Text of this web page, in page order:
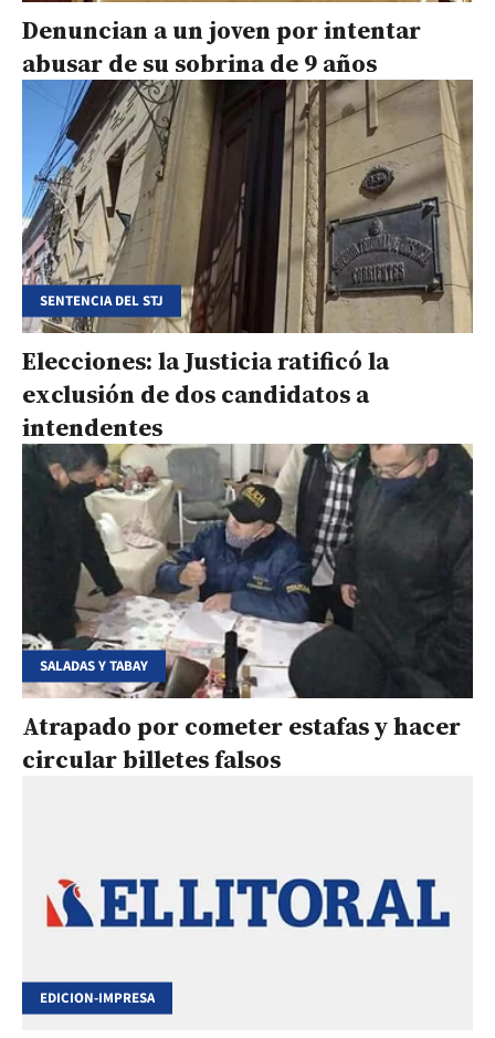
Denuncian a un joven por intentar
abusar de su sobrina de 9 años
SENTENCIA DEL STJ
Elecciones: la Justicia ratificó la
exclusión de dos candidatos a
intendentes
SALADAS Y TABAY
Atrapado por cometer estafas y hacer
circular billetes falsos
EDICION-IMPRESA